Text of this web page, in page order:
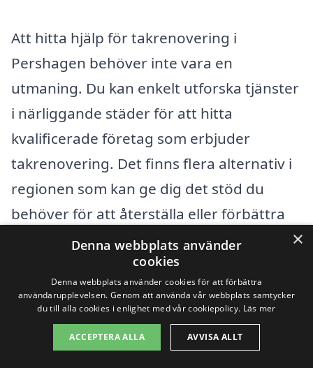
Att hitta hjälp för takrenovering i
Pershagen behöver inte vara en
utmaning. Du kan enkelt utforska tjänster
i närliggande städer för att hitta
kvalificerade företag som erbjuder
takrenovering. Det finns flera alternativ i
regionen som kan ge dig det stöd du
behöver för att återställa eller förbättra
ditt tak. Genom att få offerter från olika
aktörer kan du jämföra priser och
kvaliteter, vilket gör det enklare att fatta
rätt beslut.
×
Denna webbplats använder
cookies
Denna webbplats använder cookies för att förbättra
användarupplevelsen. Genom att använda vår webbplats samtycker
du till alla cookies i enlighet med vår cookiepolicy. Läs mer
ACCEPTERA ALLA AVVISA ALLT